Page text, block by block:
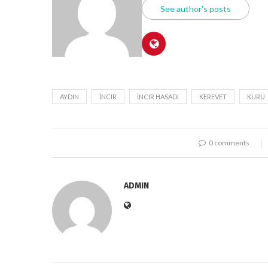
See author's posts
AYDIN İNCIR İNCIR HASADI KEREVET KURU
0 comments
ADMIN